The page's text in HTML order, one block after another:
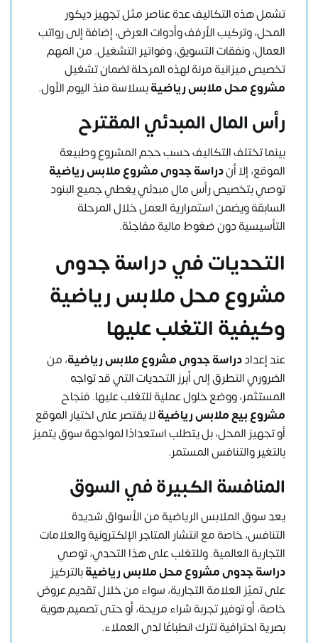
تشمل هذه التكاليف عدة عناصر مثل تجهيز ديكور
المحل، وتركيب الأرفف وأدوات العرض، إضافة إلى رواتب
العمال، ونفقات التسويق، وفواتير التشغيل. من المهم
تخصيص ميزانية مرنة لهذه المرحلة لضمان تشغيل
مشروع محل ملابس رياضيةبسلاسة منذ اليوم الأول.
رأس المال المبدئي المقترح
بينما تختلف التكاليف حسب حجم المشروع وطبيعة
الموقع، إلا أندراسة جدوى مشروع ملابس رياضية
توصي بتخصيص رأس مال مبدئي يغطي جميع البنود
السابقة ويضمن استمرارية العمل خلال المرحلة
التأسيسية دون ضغوط مالية مفاجئة.
التحديات في دراسة جدوى
مشروع محل ملابس رياضية
وكيفية التغلب عليها
عند إعداددراسة جدوى مشروع ملابس رياضية، من
الضروري التطرق إلى أبرز التحديات التي قد تواجه
المستثمر، ووضع حلول عملية للتغلب عليها. فنجاح
مشروع بيع ملابس رياضيةلا يقتصر على اختيار الموقع
أو تجهيز المحل، بل يتطلب استعدادًا لمواجهة سوق يتميز
بالتغير والتنافس المستمر.
المنافسة الكبيرة في السوق
يعد سوق الملابس الرياضية من الأسواق شديدة
التنافس، خاصة مع انتشار المتاجر الإلكترونية والعلامات
التجارية العالمية. وللتغلب على هذا التحدي، توصي
دراسة جدوى مشروع محل ملابس رياضيةبالتركيز
على تميّز العلامة التجارية، سواء من خلال تقديم عروض
خاصة، أو توفير تجربة شراء مريحة، أو حتى تصميم هوية
بصرية احترافية تترك انطباعًا لدى العملاء.